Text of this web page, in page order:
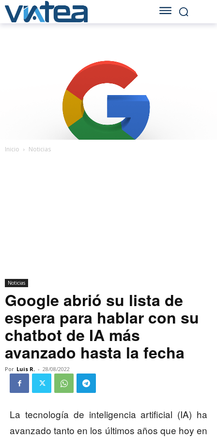
Inicio Noticias
Noticias
Google abrió su lista de
espera para hablar con su
chatbot de IA más
avanzado hasta la fecha
Por Luis R. - 28/08/2022
La tecnología de inteligencia artificial (IA) ha
avanzado tanto en los últimos años que hoy en